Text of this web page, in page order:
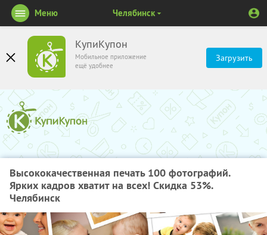
КупиКупон
Мобильное приложение
ещё удобнее
Загрузить
Меню Челябинск
Высококачественная печать 100 фотографий.
Ярких кадров хватит на всех! Скидка 53%.
Челябинск